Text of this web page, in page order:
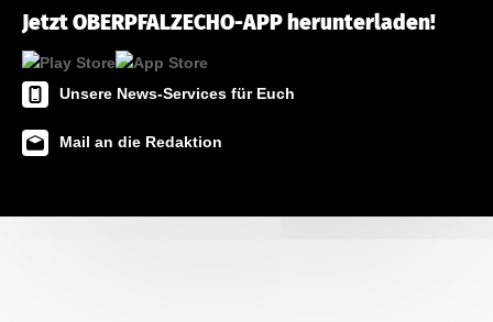
Jetzt OBERPFALZECHO-APP herunterladen!
Unsere News-Services für Euch
Mail an die Redaktion